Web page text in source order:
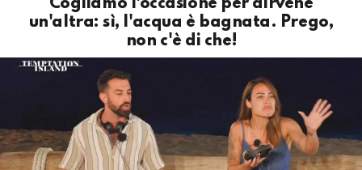
Cogliamo l'occasione per dirvene
un'altra: sì, l'acqua è bagnata. Prego,
non c'è di che!